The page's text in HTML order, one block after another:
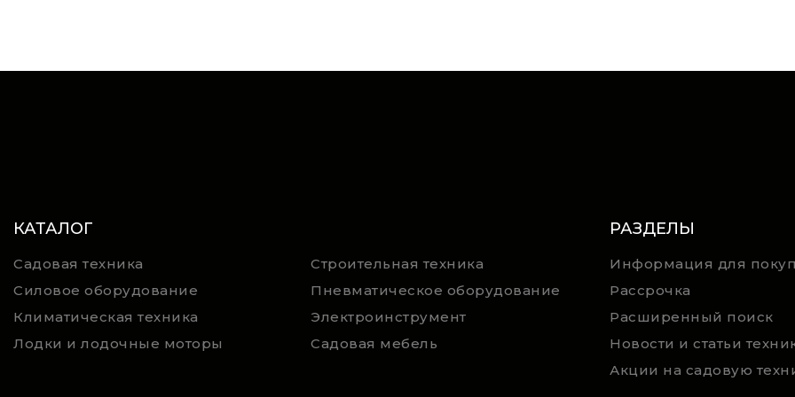
КАТАЛОГ
Садовая техника
Строительная техника
Силовое оборудование
Пневматическое оборудование
Климатическая техника
Электроинструмент
Лодки и лодочные моторы
Садовая мебель
РАЗДЕЛЫ
Информация для
Рассрочка
Расширенный поиск